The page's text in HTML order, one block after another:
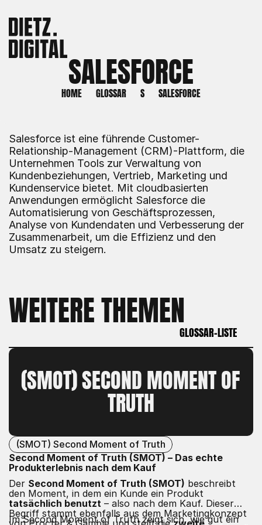
SALESFORCE
HOME GLOSSAR S SALESFORCE
Salesforce ist eine führende Customer-
Relationship-Management (CRM)-Plattform, die
Unternehmen Tools zur Verwaltung von
Kundenbeziehungen, Vertrieb, Marketing und
Kundenservice bietet. Mit cloudbasierten
Anwendungen ermöglicht Salesforce die
Automatisierung von Geschäftsprozessen,
Analyse von Kundendaten und Verbesserung der
Zusammenarbeit, um die Effizienz und den
Umsatz zu steigern.
WEITERE THEMEN
GLOSSAR-LISTE
GLOSSAR-LISTE
(SMOT) SECOND MOMENT OF
TRUTH
(SMOT) Second Moment of Truth
Second Moment of Truth (SMOT) – Das echte
Produkterlebnis nach dem Kauf
Der Second Moment of Truth (SMOT) beschreibt
den Moment, in dem ein Kunde ein Produkt
tatsächlich benutzt – also nach dem Kauf. Dieser
Begriff stammt ebenfalls aus dem Marketingkonzept
Im Second Moment of Truth zeigt sich, wie gut ein